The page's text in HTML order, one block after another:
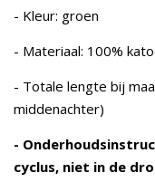
- Kleur: groen
- Materiaal: 100%
- Totale lengte bij
middenachter)
-
cyclus, niet in de